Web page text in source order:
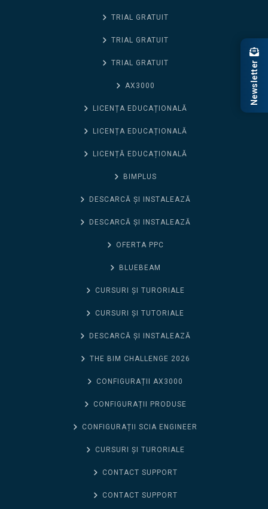
TRIAL GRATUIT
TRIAL GRATUIT
TRIAL GRATUIT
AX3000
LICENȚA EDUCAȚIONALĂ
LICENȚA EDUCAȚIONALĂ
LICENȚĂ EDUCAȚIONALĂ
BIMPLUS
DESCARCĂ ȘI INSTALEAZĂ
DESCARCĂ ȘI INSTALEAZĂ
OFERTA PPC
BLUEBEAM
CURSURI ȘI TURORIALE
CURSURI ȘI TUTORIALE
DESCARCĂ ȘI INSTALEAZĂ
THE BIM CHALLENGE 2026
CONFIGURAȚII AX3000
CONFIGURAȚII PRODUSE
CONFIGURAȚII SCIA ENGINEER
CURSURI ȘI TURORIALE
CONTACT SUPPORT
CONTACT SUPPORT
Newsletter